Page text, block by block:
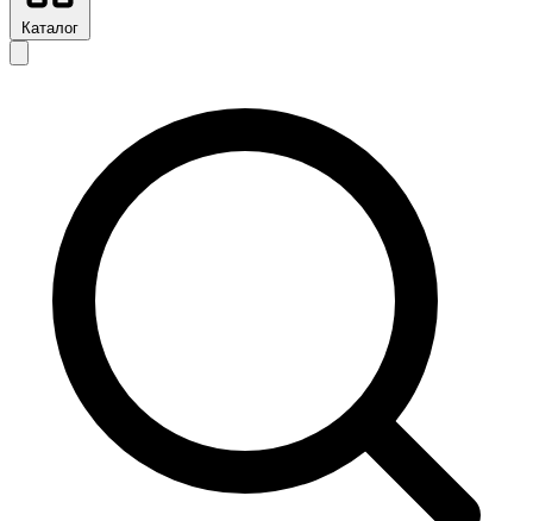
Каталог